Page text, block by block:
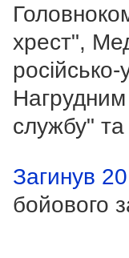
хрест",
російсько-
службу"
Загинув
бойового